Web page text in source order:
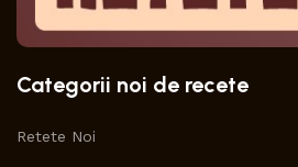
Categorii noi de recete
Retete Noi